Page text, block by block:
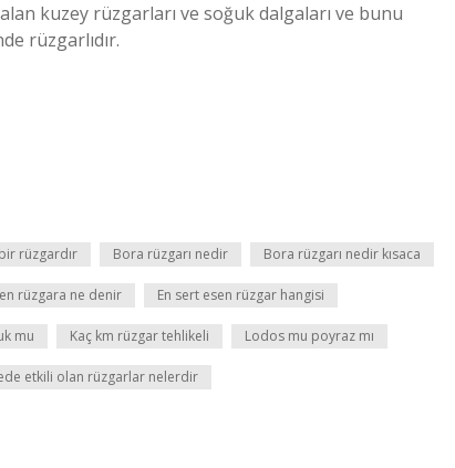
kuzey rüzgarları ve soğuk dalgaları ve bunu
rüzgarlıdır.
rüzgardır Bora rüzgarı nedir Bora rüzgarı nedir kısaca
rüzgara ne denir En sert esen rüzgar hangisi
mu Kaç km rüzgar tehlikeli Lodos mu poyraz mı
etkili olan rüzgarlar nelerdir